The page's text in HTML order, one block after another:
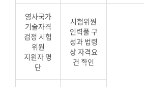
영사국가
기술자격
검정 시험
위원
지원자 명
단
시험위원
인력풀 구
성과 법령
상 자격요
건 확인